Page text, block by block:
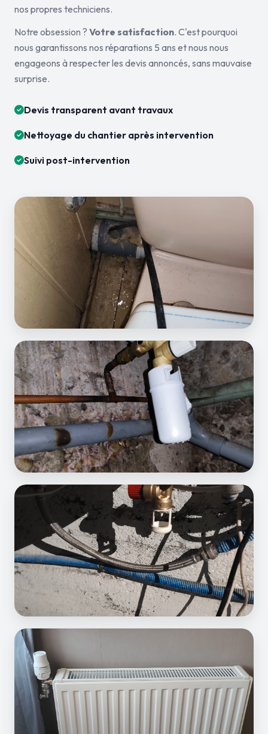
nos propres techniciens.
Notre obsession ? Votre satisfaction. C'est pourquoi
nous garantissons nos réparations 5 ans et nous nous
engageons à respecter les devis annoncés, sans mauvaise
surprise.
Devis transparent avant travaux
Nettoyage du chantier après intervention
Suivi post-intervention